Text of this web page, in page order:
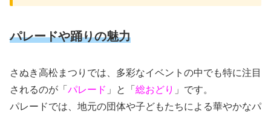
パレードや踊りの魅力
さぬき高松まつりでは、多彩なイベントの中でも特に注目
されるのが「 パレード 」と「 総おどり 」です。
パレードでは、地元の団体や子どもたちによる華やかなパ